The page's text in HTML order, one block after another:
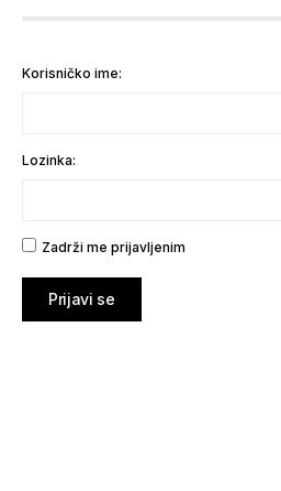
Korisničko ime:
Lozinka:
Zadrži me prijavljenim
Prijavi se